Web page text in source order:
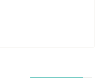
求められる方は御購
します。対応できるこ